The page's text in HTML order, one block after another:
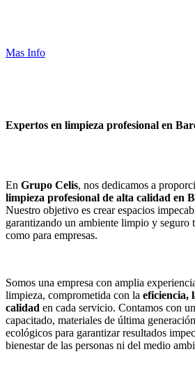
Mas Info
Expertos en limpieza profesional en
En Grupo Celis, nos dedicamos a
limpieza profesional de alta calidad en
Nuestro objetivo es crear espacios
garantizando un ambiente limpio y seguro
como para empresas.
Somos una empresa con amplia
limpieza, comprometida con la eficiencia,
calidad en cada servicio. Contamos con
capacitado, materiales de última
ecológicos para garantizar resultados
bienestar de las personas ni del medio